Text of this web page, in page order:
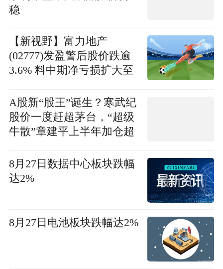
稳
【新视野】富力地产
(02777)发盈警后股价跌逾
3.6% 料中期净亏损扩大至
A股新“股王”诞生？寒武纪
股价一度赶超茅台，“超级
牛散”章建平上半年加仓超
8月27日数据中心板块跌幅
达2%
8月27日电池板块跌幅达2%